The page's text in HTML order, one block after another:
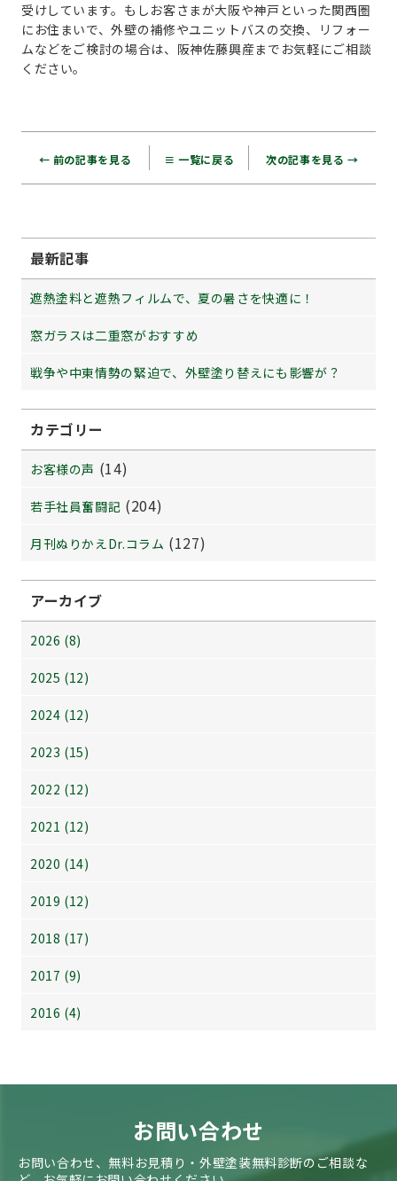
受けしています。もしお客さまが大阪や神戸といった関西圏
にお住まいで、外壁の補修やユニットバスの交換、リフォー
ムなどをご検討の場合は、阪神佐藤興産までお気軽にご相談
ください。
← 前の記事を見る ≡ 一覧に戻る 次の記事を見る →
最新記事
遮熱塗料と遮熱フィルムで、夏の暑さを快適に！
窓ガラスは二重窓がおすすめ
戦争や中東情勢の緊迫で、外壁塗り替えにも影響が？
カテゴリー
お客様の声 (14)
若手社員奮闘記 (204)
月刊ぬりかえDr.コラム (127)
アーカイブ
2026 (8)
2025 (12)
2024 (12)
2023 (15)
2022 (12)
2021 (12)
2020 (14)
2019 (12)
2018 (17)
2017 (9)
2016 (4)
お問い合わせ
お問い合わせ、無料お見積り・外壁塗装無料診断のご相談な